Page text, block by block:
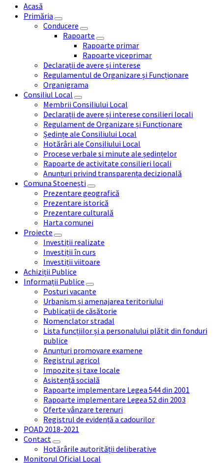
Acasă
Primăria
Conducere
Rapoarte
Rapoarte primar
Rapoarte viceprimar
Declarații de avere și interese
Regulamentul de Organizare și Funcționare
Organigrama
Consiliul Local
Membrii Consiliului Local
Declarații de avere și interese consilieri locali
Regulament de Organizare și Funcționare
Ședințe ale Consiliului Local
Hotărâri ale Consiliului Local
Procese verbale si minute ale ședințelor
Rapoarte de activitate consilieri locali
Anunțuri privind transparența decizională
Comuna Stoenești
Prezentare geografică
Prezentare istorică
Prezentare culturală
Harta comunei
Proiecte
Investiții realizate
Investiții în curs
Investiții viitoare
Achiziții Publice
Informații Publice
Posturi vacante
Urbanism și amenajarea teritoriului
Publicații de căsătorie
Nomenclator stradal
Lista funcțiilor și a personalului plătit din fonduri
publice
Anunțuri promovare examene
Registrul agricol
Impozite și taxe locale
Asistență socială
Rapoarte implementare Legea 544 din 2001
Rapoarte implementare Legea 52 din 2003
Oferte vânzare terenuri
Registrul de evidență a cadourilor
POAD 2018-2021
Contact
Hotărârile autorității deliberative
Monitorul Oficial Local